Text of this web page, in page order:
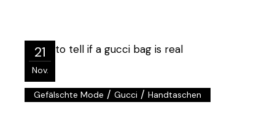
21
Nov.
Gefälschte Mode /Gucci /Handtaschen